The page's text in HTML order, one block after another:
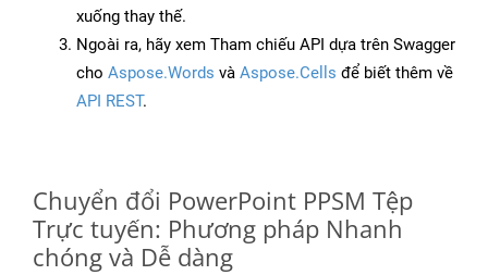
xuống thay thế.
Ngoài ra, hãy xem Tham chiếu API dựa trên Swagger
cho Aspose.Words và Aspose.Cells để biết thêm về
API REST.
Chuyển đổi PowerPoint PPSM Tệp
Trực tuyến: Phương pháp Nhanh
chóng và Dễ dàng